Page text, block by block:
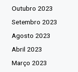
Outubro 2023
Setembro 2023
Agosto 2023
Abril 2023
Março 2023